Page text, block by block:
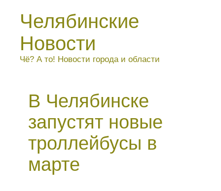
Челябинские
Новости
Чё? А то! Новости города и области
В Челябинске
запустят новые
троллейбусы в
марте